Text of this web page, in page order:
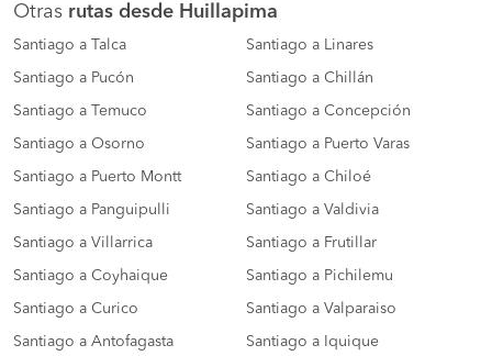
Otras rutas desde Huillapima
Santiago a Talca Santiago a Linares
Santiago a Pucón Santiago a Chillán
Santiago a Temuco Santiago a Concepción
Santiago a Osorno Santiago a Puerto Varas
Santiago a Puerto Montt Santiago a Chiloé
Santiago a Panguipulli Santiago a Valdivia
Santiago a Villarrica Santiago a Frutillar
Santiago a Coyhaique Santiago a Pichilemu
Santiago a Curico Santiago a Valparaiso
Santiago a Antofagasta Santiago a Iquique